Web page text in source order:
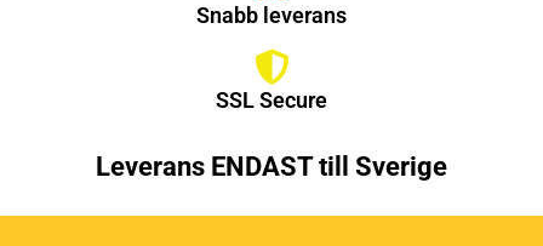
Snabb leverans
SSL Secure
Leverans ENDAST till Sverige